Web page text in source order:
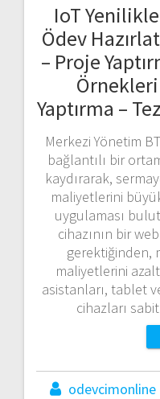
IoT
Ödev
– Proje
Yaptırma –
Merkezi Yönetim
bağlantılı bir
kaydırarak,
maliyetlerini
uygulaması
cihazının bir web
gerektiğinden,
maliyetlerini
asistanları, tablet
cihazları
odevcimonline